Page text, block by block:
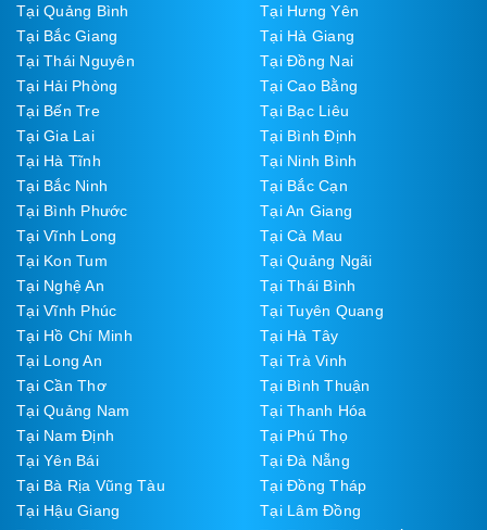
Tại Quảng Bình
Tại Hưng Yên
Tại Bắc Giang
Tại Hà Giang
Tại Thái Nguyên
Tại Đồng Nai
Tại Hải Phòng
Tại Cao Bằng
Tại Bến Tre
Tại Bạc Liêu
Tại Gia Lai
Tại Bình Định
Tại Hà Tĩnh
Tại Ninh Bình
Tại Bắc Ninh
Tại Bắc Cạn
Tại Bình Phước
Tại An Giang
Tại Vĩnh Long
Tại Cà Mau
Tại Kon Tum
Tại Quảng Ngãi
Tại Nghệ An
Tại Thái Bình
Tại Vĩnh Phúc
Tại Tuyên Quang
Tại Hồ Chí Minh
Tại Hà Tây
Tại Long An
Tại Trà Vinh
Tại Cần Thơ
Tại Bình Thuận
Tại Quảng Nam
Tại Thanh Hóa
Tại Nam Định
Tại Phú Thọ
Tại Yên Bái
Tại Đà Nẵng
Tại Bà Rịa Vũng Tàu
Tại Đồng Tháp
Tại Hậu Giang
Tại Lâm Đồng